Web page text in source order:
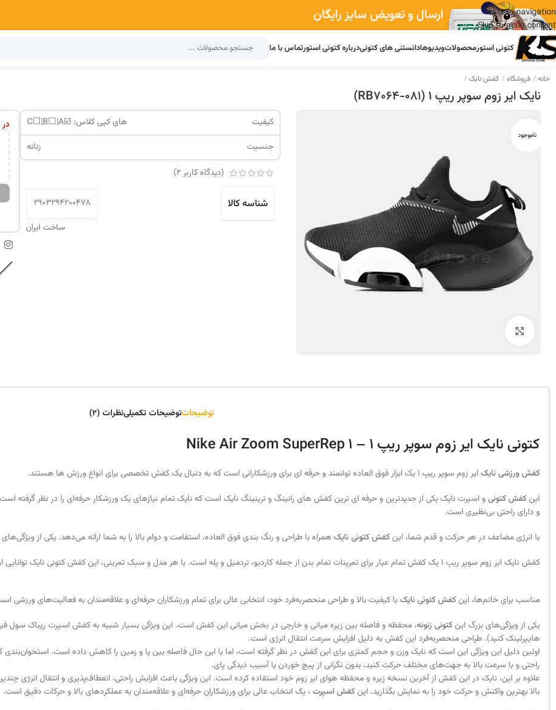
Skip to navigation
Skip to main content
ارسال و تعویض سایز رایگان
کتونی استورمحصولاتویدیوهادانستنی های کتونیدرباره کتونی استورتماس با ما
خانه فروشگاه کفش نایک
نایک ایر زوم سوپر ریپ 1 (RB7064-081)
ناموجود
کیفیت
های کپی کلاس: ☑️C⬜️|B⬜️|A
جنسیت
زنانه
(دیدگاه کاربر2
)
شناسه کالا
2903294200478
ساخت ایران
توضیحاتتوضیحات تکمیلینظرات (2)
کتونی نایک ایر زوم سوپر ریپ 1 – Nike Air Zoom SuperRep 1
کفش ورزشی نایکایر زوم سوپر ریپ 1 یک ابزار فوق العاده توانمند و حرفه ای برای ورزشکارانی است که به دنبال یک کفش تخصصی برای انواع ورزش ها هستند.
اینکفش کتونیو اسپرت نایک یکی از جدیدترین و حرفه‌ ای ترین کفش‌ های رانینگ و ترینینگ نایک است که نایک تمام نیازهای یک ورزشکار حرفه‌ای را در نظر
و دارای راحتی بی‌نظیری است.
با انرژی مضاعف در هر حرکت و قدم شما، اینکفش کتونی نایک همراه با طراحی و رنگ‌ بندی فوق‌ العاده، استقامت و دوام بالا را به شما ارائه می‌دهد. یکی از
کفش نایک ایر زوم سوپر ریپ 1 یک کفش تمام عیار برای تمرینات تمام بدن از جمله کاردیو، تردمیل و پله است. با هر مدل و سبک تمرینی، این کفش کتونی نایک توانایی ارائه بهترین عملکرد را به شما دارد.
مناسب برای خانم‌ها، اینکفش کتونی نایکبا کیفیت بالا و طراحی منحصربه‌فرد خود، انتخابی عالی برای تمام ورزشکاران حرفه‌ای و علاقه‌مندان به فعالیت‌های ورزشی
یکی از ویژگی‌های بزرگ اینکتونی زنونه، محفظه و فاصله بین زیره میانی و خارجی در بخش میانی این کفش است. این ویژگی بسیار شبیه به کفش اسپرت ریباک سول
هایپرلینک کنید). طراحی منحصربه‌فرد این کفش به دلیل افزایش سرعت انتقال انرژی است.
اولین دلیل این ویژگی این است که نایک وزن و حجم کمتری برای این کفش در نظر گرفته است، اما با این حال فاصله بین پا و زمین را کاهش داده است.
راحتی و با سرعت بالا به جهت‌های مختلف حرکت کنید، بدون نگرانی از پیچ خوردن یا آسیب دیدگی پای.
علاوه بر این، نایک در این کفش از آخرین نسخه زیره و محفظه هوای ایر زوم خود استفاده کرده است. این ویژگی باعث افزایش راحتی، انعطاف‌پذیری و انتقال انرژی
بالا بهترین واکنش و حرکت خود را به نمایش بگذارید. اینکفش اسپرت ، یک انتخاب عالی برای ورزشکاران حرفه‌ای و علاقه‌مندان به عملکردهای بالا و حرکات دقیق است.